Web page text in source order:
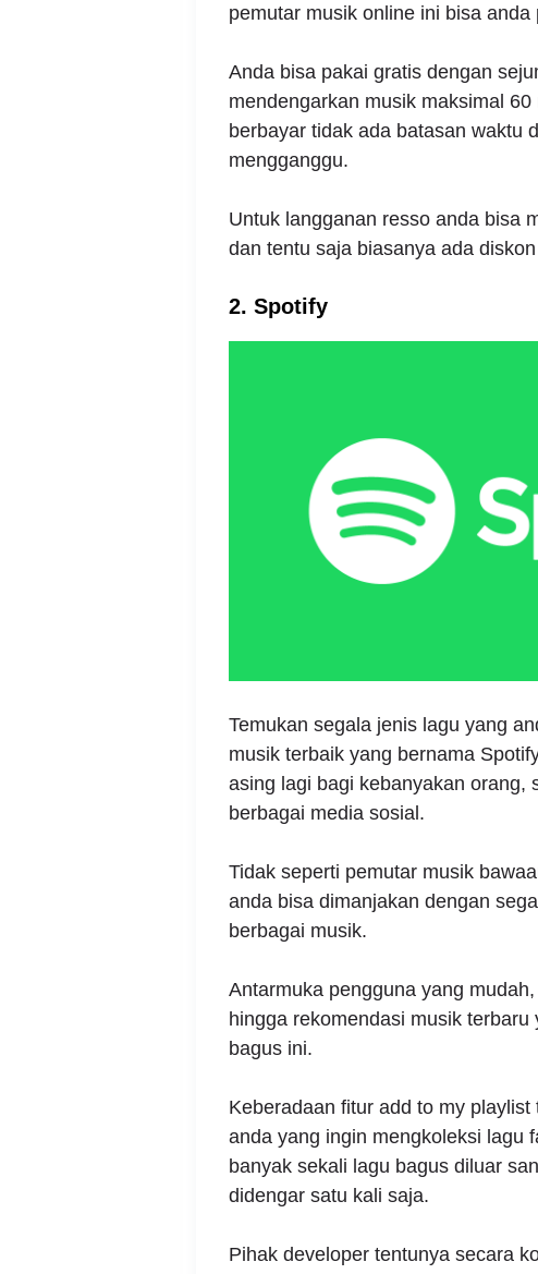
pemutar musik online ini bisa
Anda bisa pakai gratis dengan
mendengarkan musik maksimal
berbayar tidak ada batasan waktu
mengganggu.
Untuk langganan resso anda bisa
dan tentu saja biasanya ada
2. Spotify
Temukan segala jenis lagu yang
musik terbaik yang bernama
asing lagi bagi kebanyakan orang,
berbagai media sosial.
Tidak seperti pemutar musik
anda bisa dimanjakan dengan
berbagai musik.
Antarmuka pengguna yang
hingga rekomendasi musik
bagus ini.
Keberadaan fitur add to my
anda yang ingin mengkoleksi lagu
banyak sekali lagu bagus diluar
didengar satu kali saja.
Pihak developer tentunya secara